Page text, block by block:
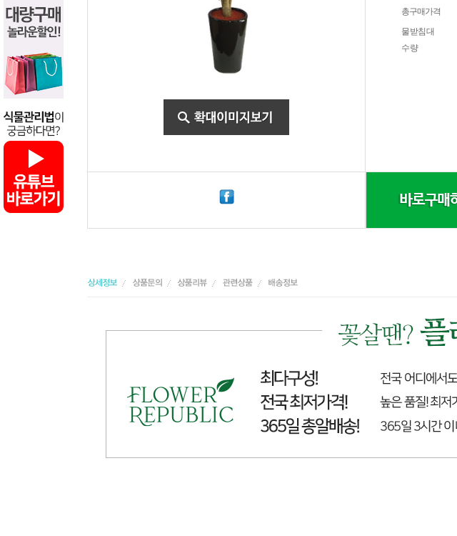
총구매가격
물받침대
수량